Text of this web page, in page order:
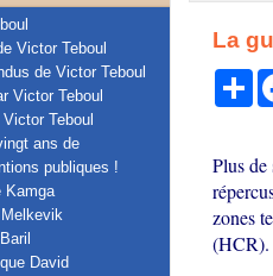
Victor Teboul
de Victor Teboul
Victor Teboul
Teboul
ans de
publiques !
Kamga
David
La
Plus
zones
(HCR).